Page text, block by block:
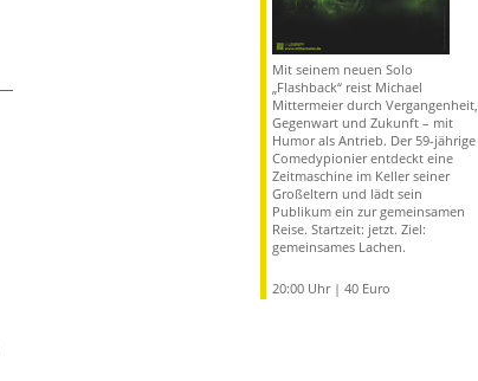
Mit seinem neuen Solo
„Flashback“ reist Michael
Mittermeier durch Vergangenheit,
Gegenwart und Zukunft – mit
Humor als Antrieb. Der 59-jährige
Comedypionier entdeckt eine
Zeitmaschine im Keller seiner
Großeltern und lädt sein
Publikum ein zur gemeinsamen
Reise. Startzeit: jetzt. Ziel:
gemeinsames Lachen.
20:00 Uhr | 40 Euro